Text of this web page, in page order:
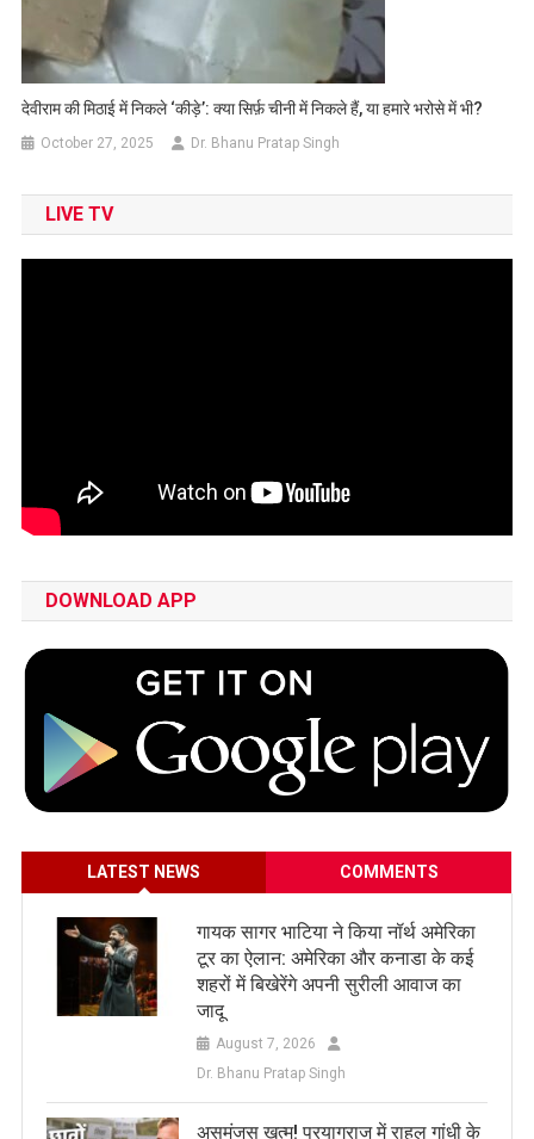
देवीराम की मिठाई में निकले ‘कीड़े’: क्या सिर्फ़ चीनी में निकले हैं, या हमारे भरोसे में भी?
October 27, 2025 Dr. Bhanu Pratap Singh
LIVE TV
DOWNLOAD APP
LATEST NEWS COMMENTS
गायक सागर भाटिया ने किया नॉर्थ अमेरिका
टूर का ऐलान: अमेरिका और कनाडा के कई
शहरों में बिखेरेंगे अपनी सुरीली आवाज का
जादू
August 7, 2026
Dr. Bhanu Pratap Singh
असमंजस खत्म! प्रयागराज में राहुल गांधी के